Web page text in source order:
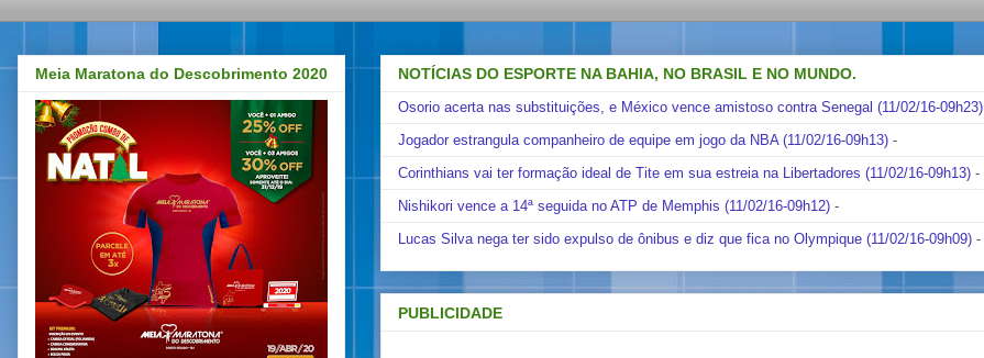
NOTÍCIAS DO ESPORTE NA BAHIA, NO BRASIL E NO MUNDO.
Osorio acerta nas substituições, e México vence amistoso contra Senegal (11/02/16-09h23)
Jogador estrangula companheiro de equipe em jogo da NBA (11/02/16-09h13) -
Corinthians vai ter formação ideal de Tite em sua estreia na Libertadores (11/02/16-09h13) -
Nishikori vence a 14ª seguida no ATP de Memphis (11/02/16-09h12) -
Lucas Silva nega ter sido expulso de ônibus e diz que fica no Olympique (11/02/16-09h09) -
PUBLICIDADE
Meia Maratona do Descobrimento 2020